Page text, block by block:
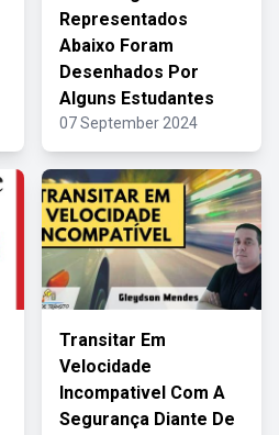
Representados
Abaixo Foram
Desenhados Por
Alguns Estudantes
07 September 2024
Transitar Em
Velocidade
Incompativel Com A
Segurança Diante De